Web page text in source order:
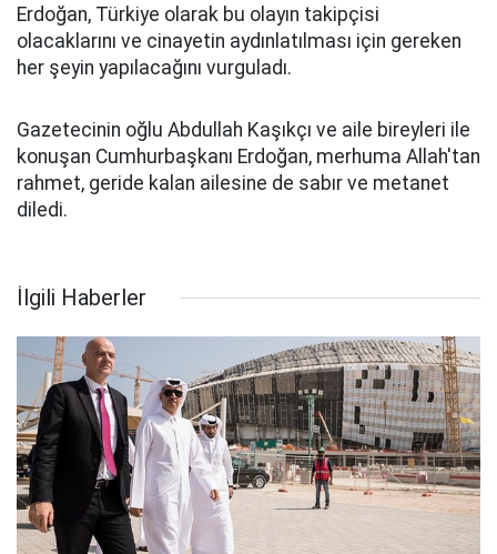
Erdoğan, Türkiye olarak bu olayın takipçisi
olacaklarını ve cinayetin aydınlatılması için gereken
her şeyin yapılacağını vurguladı.
Gazetecinin oğlu Abdullah Kaşıkçı ve aile bireyleri ile
konuşan Cumhurbaşkanı Erdoğan, merhuma Allah'tan
rahmet, geride kalan ailesine de sabır ve metanet
diledi.
İlgili Haberler